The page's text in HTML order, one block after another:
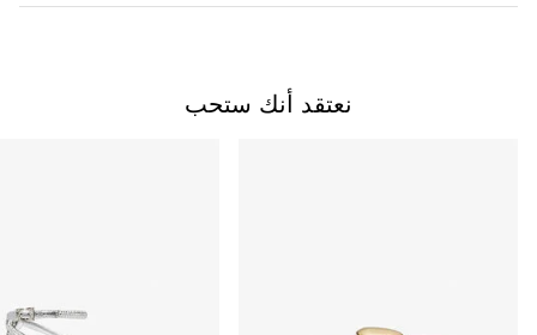
نعتقد أنك ستحب